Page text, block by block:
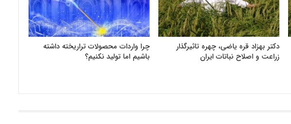
دکتر بهزاد قره یاضی، چهره تاثیرگذار
زراعت و اصلاح نباتات ایران
چرا واردات محصولات تراریخته داشته
باشیم اما تولید نکنیم؟